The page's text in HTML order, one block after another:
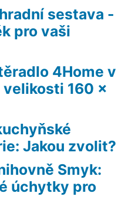
sestava -
pro vaši
4Home v
160 x
Jakou zvolit?
Smyk:
úchytky pro